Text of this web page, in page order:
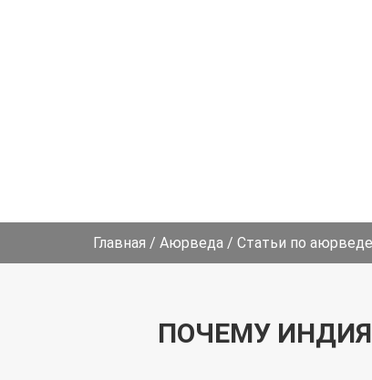
Главная / Аюрведа / Статьи по аюрведе
ПОЧЕМУ